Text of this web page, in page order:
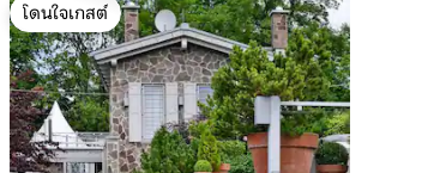
โดนใจเกสต์
โดนใจเกสต์